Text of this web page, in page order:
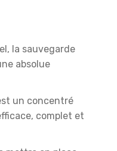
la sauvegarde
absolue
un concentré
complet et